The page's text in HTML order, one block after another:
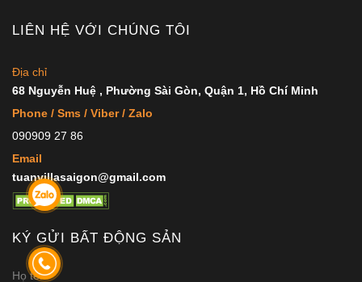
LIÊN HỆ VỚI CHÚNG TÔI
Địa chỉ
68 Nguyễn Huệ , Phường Sài Gòn, Quận 1, Hồ Chí Minh
Phone / Sms / Viber / Zalo
090909 27 86
Email
tuanvillasaigon@gmail.com
KÝ GỬI BẤT ĐỘNG SẢN
Họ tên